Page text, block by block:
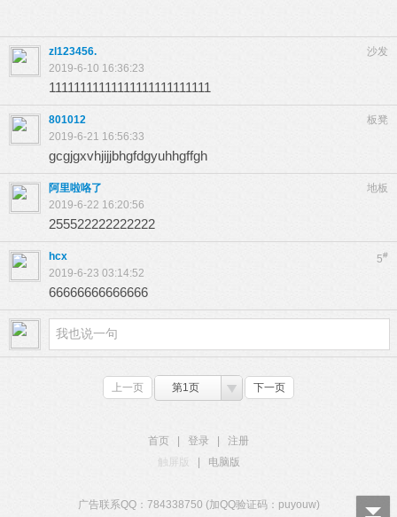
沙发
zl123456.
2019-6-10 16:36:23
11111111111111111111111111
板凳
801012
2019-6-21 16:56:33
gcgjgxvhjijjbhgfdgyuhhgffgh
地板
阿里啦咯了
2019-6-22 16:20:56
255522222222222
5#
hcx
2019-6-23 03:14:52
66666666666666
上一页 第1页 下一页
首页 登录
注册
触屏版
电脑版
广告联系QQ：784338750 (加QQ验证码：puyouw)